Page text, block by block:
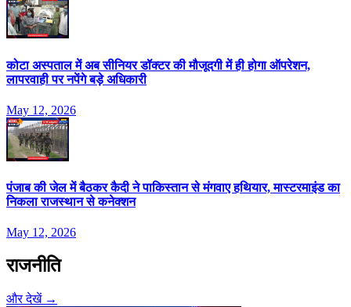
कोटा अस्पताल में अब सीनियर डॉक्टर की मौजूदगी में ही होगा ऑपरेशन,
लापरवाही पर नपेंगे बड़े अधिकारी
May 12, 2026
पंजाब की जेल में बैठकर कैदी ने पाकिस्तान से मंगवाए हथियार, मास्टरमाइंड का
निकला राजस्थान से कनेक्शन
May 12, 2026
राजनीति
और देखें →